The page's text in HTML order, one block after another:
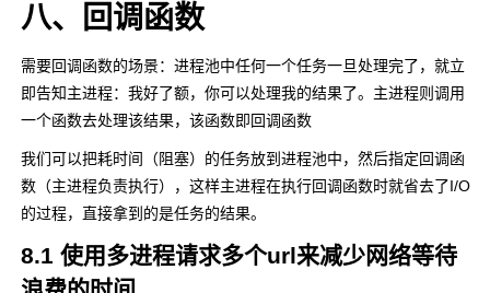
八、回调函数
需要回调函数的场景：进程池中任何一个任务一旦处理完了，就立
即告知主进程：我好了额，你可以处理我的结果了。主进程则调用
一个函数去处理该结果，该函数即回调函数
我们可以把耗时间（阻塞）的任务放到进程池中，然后指定回调函
数（主进程负责执行），这样主进程在执行回调函数时就省去了I/O
的过程，直接拿到的是任务的结果。
8.1 使用多进程请求多个url来减少网络等待